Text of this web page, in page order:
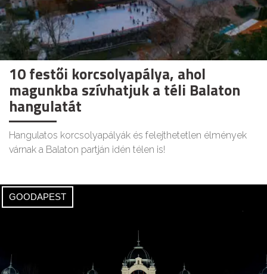
10 festői korcsolyapálya, ahol
magunkba szívhatjuk a téli Balaton
hangulatát
Hangulatos korcsolyapályák és felejthetetlen élmények
várnak a Balaton partján idén télen is!
GOODAPEST